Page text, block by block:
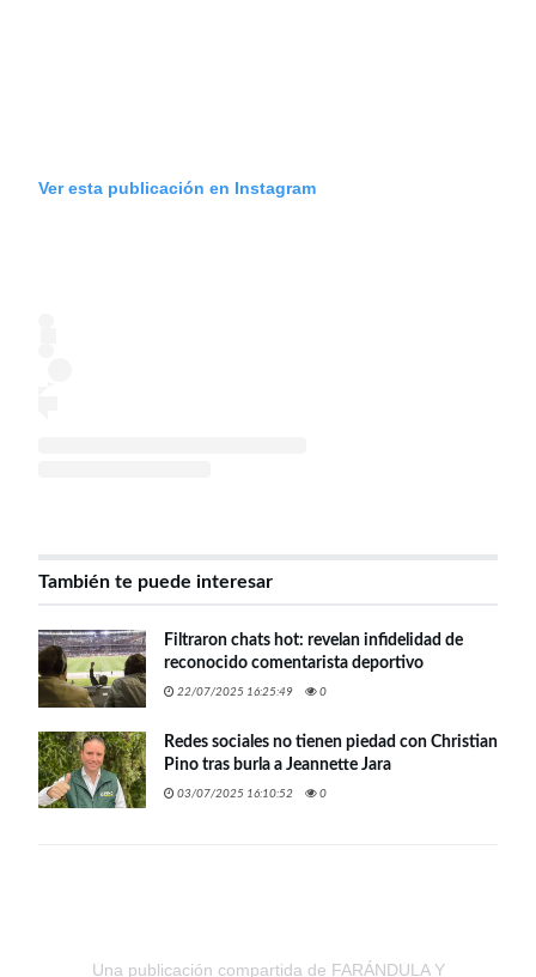
Ver esta publicación en Instagram
También te puede interesar
Filtraron chats hot: revelan infidelidad de
reconocido comentarista deportivo
22/07/2025 16:25:49 0
Redes sociales no tienen piedad con Christian
Pino tras burla a Jeannette Jara
03/07/2025 16:10:52 0
Una publicación compartida de FARÁNDULA Y